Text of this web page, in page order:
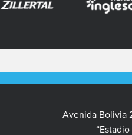
Avenida Bolivia